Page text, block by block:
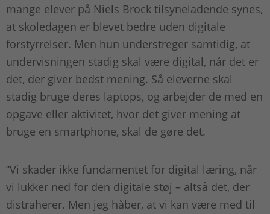
mange elever på Niels Brock tilsyneladende synes,
at skoledagen er blevet bedre uden digitale
forstyrrelser. Men hun understreger samtidig, at
undervisningen stadig skal være digital, når det er
det, der giver bedst mening. Så eleverne skal
stadig bruge deres laptops, og arbejder de med en
opgave eller aktivitet, hvor det giver mening at
bruge en smartphone, skal de gøre det.
”Vi skader ikke fundamentet for digital læring, når
vi lukker ned for den digitale støj – altså det, der
distraherer. Men jeg håber, at vi kan være med til